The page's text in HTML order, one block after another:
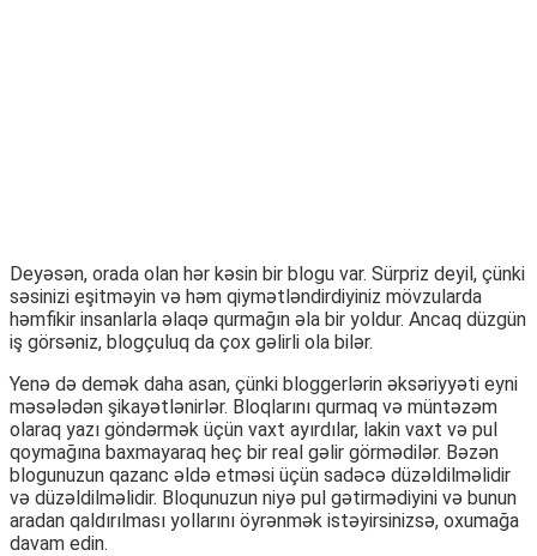
Deyəsən, orada olan hər kəsin bir blogu var. Sürpriz deyil, çünki
səsinizi eşitməyin və həm qiymətləndirdiyiniz mövzularda
həmfikir insanlarla əlaqə qurmağın əla bir yoldur. Ancaq düzgün
iş görsəniz, blogçuluq da çox gəlirli ola bilər.
Yenə də demək daha asan, çünki bloggerlərin əksəriyyəti eyni
məsələdən şikayətlənirlər. Bloqlarını qurmaq və müntəzəm
olaraq yazı göndərmək üçün vaxt ayırdılar, lakin vaxt və pul
qoymağına baxmayaraq heç bir real gəlir görmədilər. Bəzən
blogunuzun qazanc əldə etməsi üçün sadəcə düzəldilməlidir
və düzəldilməlidir. Bloqunuzun niyə pul gətirmədiyini və bunun
aradan qaldırılması yollarını öyrənmək istəyirsinizsə, oxumağa
davam edin.